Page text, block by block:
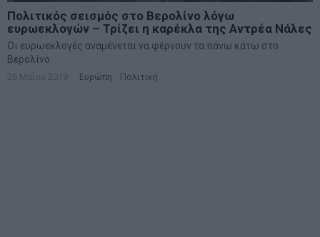
Πολιτικός σεισμός στο Βερολίνο λόγω
ευρωεκλογών – Τρίζει η καρέκλα της Αντρέα Νάλες
Οι ευρωεκλογές αναμένεται να φέρνουν τα πάνω κάτω στο
Βερολίνο
26 Μαΐου 2019 Ευρώπη Πολιτική